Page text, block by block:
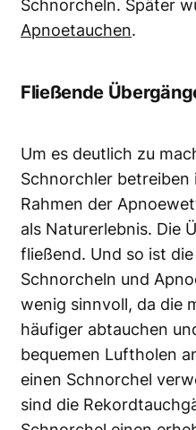
Schnorcheln. Später
Apnoetauchen.
Fließende
Um es deutlich zu
Schnorchler
Rahmen der
als Naturerlebnis. Die
fließend. Und so ist
Schnorcheln und
wenig sinnvoll, da die
häufiger abtauchen
bequemen Luftholen
einen Schnorchel
sind die